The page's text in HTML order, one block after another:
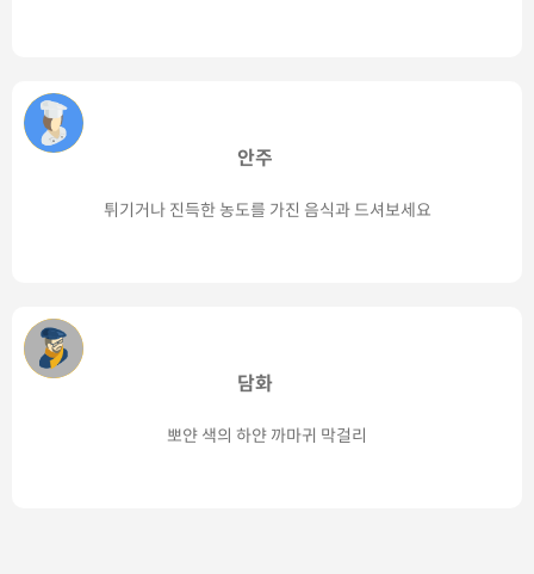
안주
튀기거나 진득한 농도를 가진 음식과 드셔보세요
담화
뽀얀 색의 하얀 까마귀 막걸리